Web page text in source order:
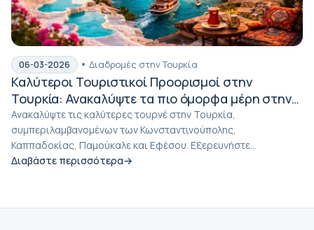
06-03-2026 Διαδρομές στην Τουρκία
Καλύτεροι Τουριστικοί Προορισμοί στην
Τουρκία: Ανακαλύψτε τα πιο όμορφα μέρη στην
Τουρκία
Ανακαλύψτε τις καλύτερες τουρνέ στην Τουρκία,
συμπεριλαμβανομένων των Κωνσταντινούπολης,
Καππαδοκίας, Παμούκαλε και Εφέσου. Εξερευνήστε...
Διαβάστε περισσότερα